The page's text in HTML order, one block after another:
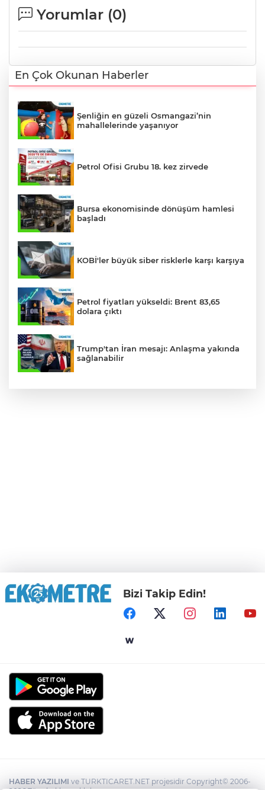
Yorumlar (0)
En Çok Okunan Haberler
Şenliğin en güzeli Osmangazi’nin
mahallelerinde yaşanıyor
Petrol Ofisi Grubu 18. kez zirvede
Bursa ekonomisinde dönüşüm hamlesi
başladı
KOBİ'ler büyük siber risklerle karşı karşıya
Petrol fiyatları yükseldi: Brent 83,65
dolara çıktı
Trump'tan İran mesajı: Anlaşma yakında
sağlanabilir
Bizi Takip Edin!
HABER YAZILIMI ve TURKTICARET.NET projesidir Copyright© 2006-